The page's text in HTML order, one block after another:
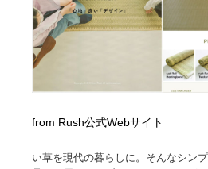
from Rush公式Webサイト
い草を現代の暮らしに。そんなシン